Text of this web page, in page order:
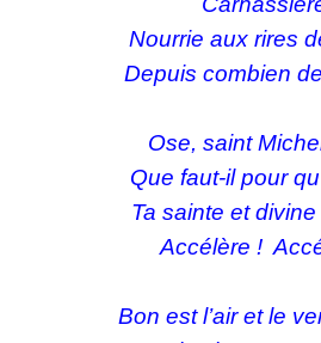
Nourrie aux rires
Depuis combien
Ose, saint
Que faut-il pour
Ta sainte et
Accélère !
Bon est l’air et le